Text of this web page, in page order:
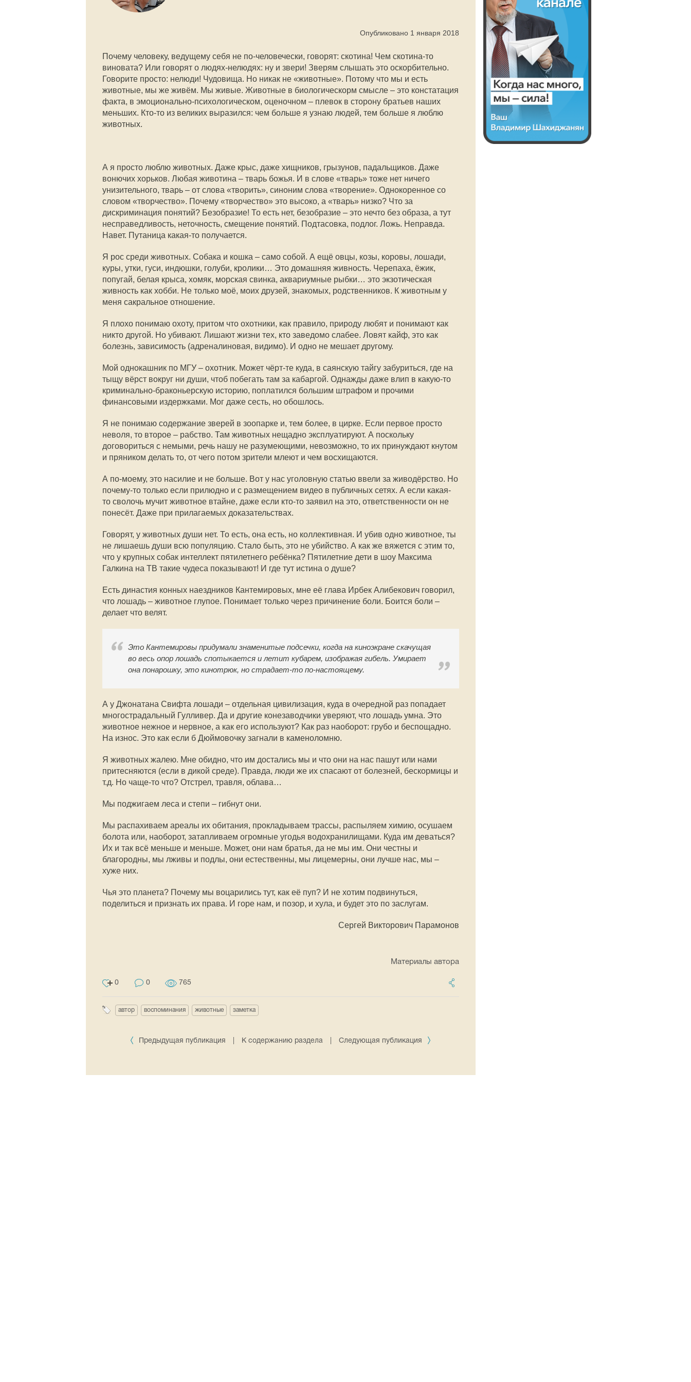
Опубликовано 1 января 2018
Почему человеку, ведущему себя не по-человечески, говорят: скотина! Чем скотина-то
виновата? Или говорят о людях-нелюдях: ну и звери! Зверям слышать это оскорбительно.
Говорите просто: нелюди! Чудовища. Но никак не «животные». Потому что мы и есть
животные, мы же живём. Мы живые. Животные в биологическорм смысле – это констатация
факта, в эмоционально-психологическом, оценочном – плевок в сторону братьев наших
меньших. Кто-то из великих выразился: чем больше я узнаю людей, тем больше я люблю
животных.
А я просто люблю животных. Даже крыс, даже хищников, грызунов, падальщиков. Даже
вонючих хорьков. Любая животина – тварь божья. И в слове «тварь» тоже нет ничего
унизительного, тварь – от слова «творить», синоним слова «творение». Однокоренное со
словом «творчество». Почему «творчество» это высоко, а «тварь» низко? Что за
дискриминация понятий? Безобразие! То есть нет, безобразие – это нечто без образа, а тут
несправедливость, неточность, смещение понятий. Подтасовка, подлог. Ложь. Неправда.
Навет. Путаница какая-то получается.
Я рос среди животных. Собака и кошка – само собой. А ещё овцы, козы, коровы, лошади,
куры, утки, гуси, индюшки, голуби, кролики… Это домашняя живность. Черепаха, ёжик,
попугай, белая крыса, хомяк, морская свинка, аквариумные рыбки… это экзотическая
живность как хобби. Не только моё, моих друзей, знакомых, родственников. К животным у
меня сакральное отношение.
Я плохо понимаю охоту, притом что охотники, как правило, природу любят и понимают как
никто другой. Но убивают. Лишают жизни тех, кто заведомо слабее. Ловят кайф, это как
болезнь, зависимость (адреналиновая, видимо). И одно не мешает другому.
Мой однокашник по МГУ – охотник. Может чёрт-те куда, в саянскую тайгу забуриться, где на
тыщу вёрст вокруг ни души, чтоб побегать там за кабаргой. Однажды даже влип в какую-то
криминально-браконьерскую историю, поплатился большим штрафом и прочими
финансовыми издержками. Мог даже сесть, но обошлось.
Я не понимаю содержание зверей в зоопарке и, тем более, в цирке. Если первое просто
неволя, то второе – рабство. Там животных нещадно эксплуатируют. А поскольку
договориться с немыми, речь нашу не разумеющими, невозможно, то их принуждают кнутом
и пряником делать то, от чего потом зрители млеют и чем восхищаются.
А по-моему, это насилие и не больше. Вот у нас уголовную статью ввели за живодёрство. Но
почему-то только если прилюдно и с размещением видео в публичных сетях. А если какая-
то сволочь мучит животное втайне, даже если кто-то заявил на это, ответственности он не
понесёт. Даже при прилагаемых доказательствах.
Говорят, у животных души нет. То есть, она есть, но коллективная. И убив одно животное, ты
не лишаешь души всю популяцию. Стало быть, это не убийство. А как же вяжется с этим то,
что у крупных собак интеллект пятилетнего ребёнка? Пятилетние дети в шоу Максима
Галкина на ТВ такие чудеса показывают! И где тут истина о душе?
Есть династия конных наездников Кантемировых, мне её глава Ирбек Алибекович говорил,
что лошадь – животное глупое. Понимает только через причинение боли. Боится боли –
делает что велят.
Это Кантемировы придумали знаменитые подсечки, когда на киноэкране скачущая
во весь опор лошадь спотыкается и летит кубарем, изображая гибель. Умирает
она понарошку, это кинотрюк, но страдает-то по-настоящему.
А у Джонатана Свифта лошади – отдельная цивилизация, куда в очередной раз попадает
многострадальный Гулливер. Да и другие конезаводчики уверяют, что лошадь умна. Это
животное нежное и нервное, а как его используют? Как раз наоборот: грубо и беспощадно.
На износ. Это как если б Дюймовочку загнали в каменоломню.
Я животных жалею. Мне обидно, что им достались мы и что они на нас пашут или нами
притесняются (если в дикой среде). Правда, люди же их спасают от болезней, бескормицы и
т.д. Но чаще-то что? Отстрел, травля, облава…
Мы поджигаем леса и степи – гибнут они.
Мы распахиваем ареалы их обитания, прокладываем трассы, распыляем химию, осушаем
болота или, наоборот, затапливаем огромные угодья водохранилищами. Куда им деваться?
Их и так всё меньше и меньше. Может, они нам братья, да не мы им. Они честны и
благородны, мы лживы и подлы, они естественны, мы лицемерны, они лучше нас, мы –
хуже них.
Чья это планета? Почему мы воцарились тут, как её пуп? И не хотим подвинуться,
поделиться и признать их права. И горе нам, и позор, и хула, и будет это по заслугам.
Сергей Викторович Парамонов
Материалы автора
0 0 765
автор воспоминания животные заметка
Предыдущая публикация К содержанию раздела Следующая публикация